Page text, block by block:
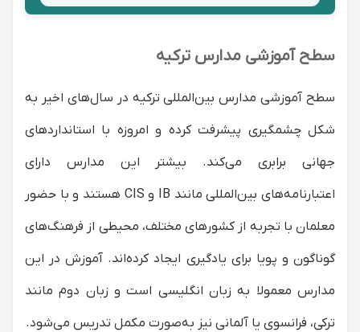
سطح آموزشی مدارس ترکیه
سطح آموزشی مدارس بین‌المللی ترکیه در سال‌های اخیر به
شکل چشمگیری پیشرفت کرده و امروزه با استانداردهای
جهانی برابری می‌کند. بیشتر این مدارس دارای
اعتبارنامه‌های بین‌المللی مانند IB و CIS هستند و با حضور
معلمان با تجربه از کشورهای مختلف، محیطی از فرهنگ‌های
گوناگون و پویا برای یادگیری ایجاد کرده‌اند. آموزش در این
مدارس معمولا به زبان انگلیسی است و زبان دوم مانند
ترکی، فرانسوی یا آلمانی نیز به‌صورت مکمل تدریس می‌شود.